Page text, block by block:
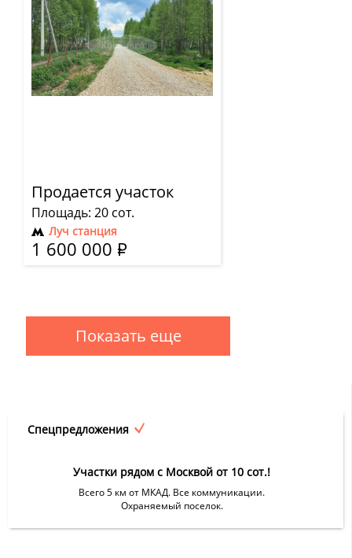
Продается участок
Площадь: 20 сот.
Луч станция
1 600 000 Р
Показать еще
Спецпредложения